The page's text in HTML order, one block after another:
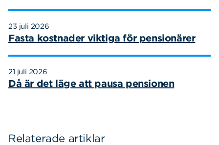
23 juli 2026
Fasta kostnader viktiga för pensionärer
21 juli 2026
Då är det läge att pausa pensionen
Relaterade artiklar